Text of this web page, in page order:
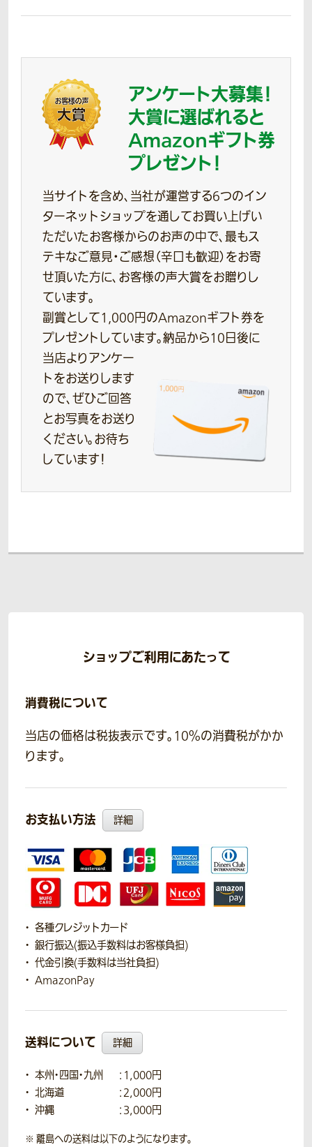
アンケート大募集！
大賞に選ばれると
Amazonギフト券
プレゼント！
当サイトを含め、当社が運営する6つのイン
ターネットショップを通してお買い上げい
ただいたお客様からのお声の中で、最もス
テキなご意見・ご感想（辛口も歓迎）をお寄
せ頂いた方に、お客様の声大賞をお贈りし
ています。
副賞として1,000円のAmazonギフト券を
プレゼントしています。納品から10日後に
当店よりアンケー
トをお送りします
ので、ぜひご回答
とお写真をお送り
ください。お待ち
しています！
ショップご利用にあたって
消費税について
当店の価格は税抜表示です。10％の消費税がかか
ります。
お支払い方法 詳細
各種クレジットカード
銀行振込(振込手数料はお客様負担)
代金引換(手数料は当社負担)
AmazonPay
送料について 詳細
本州・四国・九州
：1,000円
北海道
：2,000円
沖縄
：3,000円
離島への送料は以下のようになります。